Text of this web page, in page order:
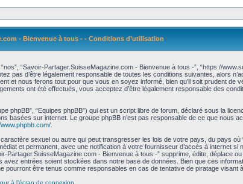
- Bienvenue à tous - - Conditions d’utilisation
“Savoir-Partager.SuisseMagazine.com - Bienvenue à tous -”, “https://
pas d’être légalement responsable de toutes les conditions suivantes, alors
et nous ferons tout pour que vous en soyez informé, bien qu’il soit prudent de
ont été effectués, vous acceptez d’être légalement responsable des
phpBB”, “Equipes phpBB”) qui est un script libre de forum, déclaré sous la
basées sur internet. Le groupe phpBB n’est pas responsable de ce que nous
.
sexuel ou autre qui peut transgresser les lois de votre pays, du pays où
et permanent, avec une notification à votre fournisseur d’accès à internet si
- Bienvenue à tous -” supprime, édite, déplace
entrées soient stockées dans notre base de données. Bien que ces
être tenus comme responsables en cas de tentative de piratage visant
à l’écran de connexion